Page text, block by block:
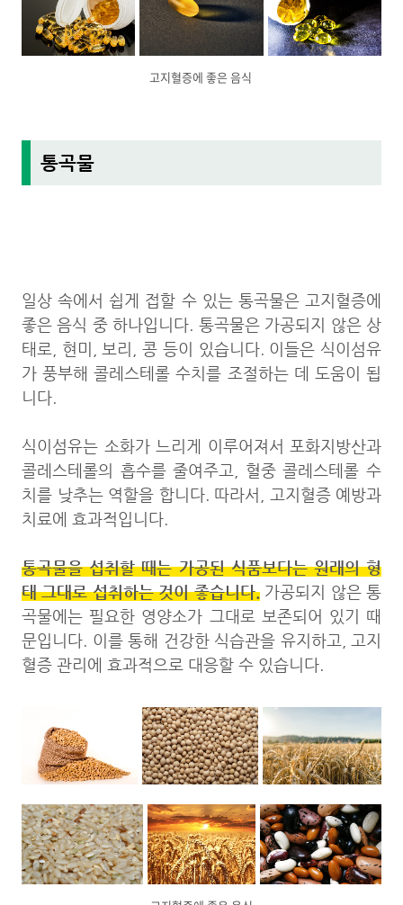
고지혈증에 좋은 음식
통곡물
일상 속에서 쉽게 접할 수 있는 통곡물은 고지혈증에
좋은 음식 중 하나입니다. 통곡물은 가공되지 않은 상
태로, 현미, 보리, 콩 등이 있습니다. 이들은 식이섬유
가 풍부해 콜레스테롤 수치를 조절하는 데 도움이 됩
니다.
식이섬유는 소화가 느리게 이루어져서 포화지방산과
콜레스테롤의 흡수를 줄여주고, 혈중 콜레스테롤 수
치를 낮추는 역할을 합니다. 따라서, 고지혈증 예방과
치료에 효과적입니다.
통곡물을 섭취할 때는 가공된 식품보다는 원래의 형
태 그대로 섭취하는 것이 좋습니다.가공되지 않은 통
곡물에는 필요한 영양소가 그대로 보존되어 있기 때
문입니다. 이를 통해 건강한 식습관을 유지하고, 고지
혈증 관리에 효과적으로 대응할 수 있습니다.